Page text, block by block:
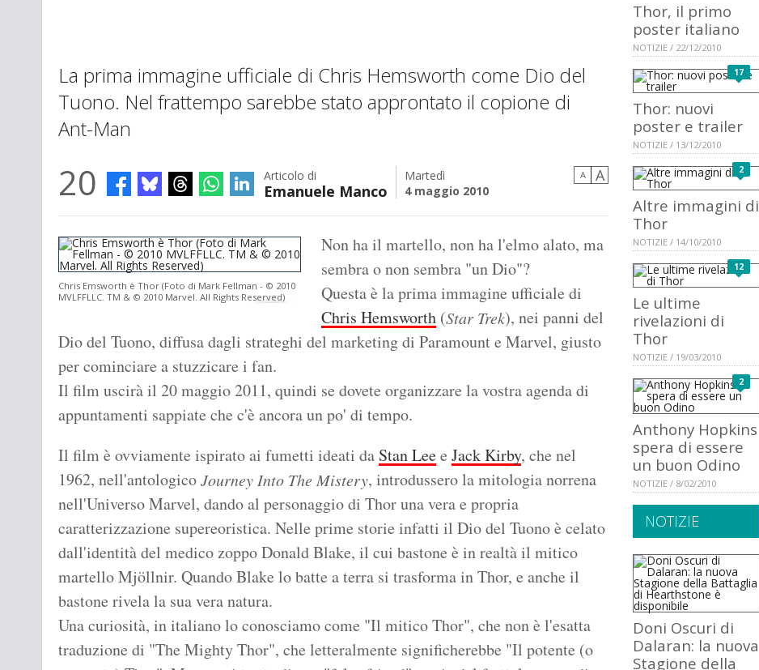
La prima immagine ufficiale di Chris Hemsworth come Dio del
Tuono. Nel frattempo sarebbe stato approntato il copione di
Ant-Man
20 Articolo di
Emanuele Manco
Martedì
4 maggio 2010
A A
Chris Emsworth è Thor (Foto di Mark Fellman - © 2010
MVLFFLLC. TM & © 2010 Marvel. All Rights Reserved)
Non ha il martello, non ha l'elmo alato, ma
sembra o non sembra "un Dio"?
Questa è la prima immagine ufficiale di
Chris Hemsworth (Star Trek), nei panni del
Dio del Tuono, diffusa dagli strateghi del marketing di Paramount e Marvel, giusto
per cominciare a stuzzicare i fan.
Il film uscirà il 20 maggio 2011, quindi se dovete organizzare la vostra agenda di
appuntamenti sappiate che c'è ancora un po' di tempo.
Il film è ovviamente ispirato ai fumetti ideati da Stan Leee Jack Kirby, che nel
1962, nell'antologicoJourney Into The Mistery, introdussero la mitologia norrena
nell'Universo Marvel, dando al personaggio di Thor una vera e propria
caratterizzazione supereoristica. Nelle prime storie infatti il Dio del Tuono è celato
dall'identità del medico zoppo Donald Blake, il cui bastone è in realtà il mitico
martello Mjöllnir. Quando Blake lo batte a terra si trasforma in Thor, e anche il
bastone rivela la sua vera natura.
Una curiosità, in italiano lo conosciamo come "Il mitico Thor", che non è l'esatta
traduzione di "The Mighty Thor", che letteralmente significherebbe "Il potente (o
Thor, il primo
poster italiano
NOTIZIE / 22/12/2010
17
Thor: nuovi
poster e trailer
NOTIZIE / 13/12/2010
2
Altre immagini di
Thor
NOTIZIE / 14/10/2010
12
Le ultime
rivelazioni di
Thor
NOTIZIE / 19/03/2010
2
Anthony Hopkins
spera di essere
un buon Odino
NOTIZIE / 8/02/2010
NOTIZIE
Doni Oscuri di
Dalaran: la nuova
Stagione della